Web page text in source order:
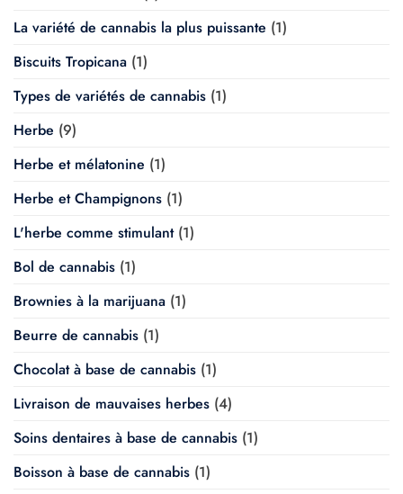
La variété de cannabis la plus puissante (1)
Biscuits Tropicana (1)
Types de variétés de cannabis (1)
Herbe (9)
Herbe et mélatonine (1)
Herbe et Champignons (1)
L'herbe comme stimulant(1)
Bol de cannabis (1)
Brownies à la marijuana (1)
Beurre de cannabis (1)
Chocolat à base de cannabis (1)
Livraison de mauvaises herbes (4)
Soins dentaires à base de cannabis (1)
Boisson à base de cannabis (1)